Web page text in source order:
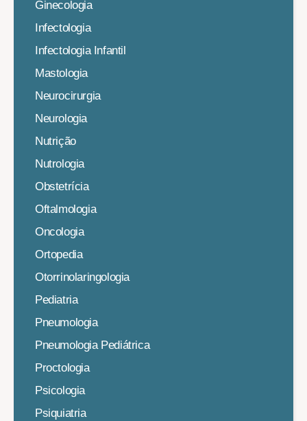
Ginecologia
Infectologia
Infectologia Infantil
Mastologia
Neurocirurgia
Neurologia
Nutrição
Nutrologia
Obstetrícia
Oftalmologia
Oncologia
Ortopedia
Otorrinolaringologia
Pediatria
Pneumologia
Pneumologia Pediátrica
Proctologia
Psicologia
Psiquiatria